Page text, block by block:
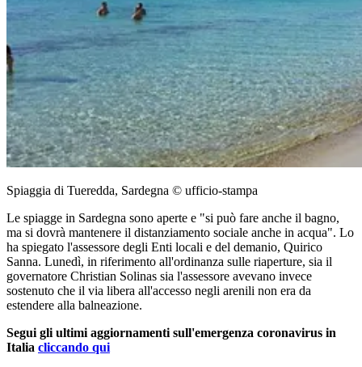
Spiaggia di Tueredda, Sardegna © ufficio-stampa
Le spiagge in Sardegna sono aperte e "si può fare anche il bagno,
ma si dovrà mantenere il distanziamento sociale anche in acqua". Lo
ha spiegato l'assessore degli Enti locali e del demanio, Quirico
Sanna. Lunedì, in riferimento all'ordinanza sulle riaperture, sia il
governatore Christian Solinas sia l'assessore avevano invece
sostenuto che il via libera all'accesso negli arenili non era da
estendere alla balneazione.
Segui gli ultimi aggiornamenti sull'emergenza coronavirus in
Italia cliccando qui